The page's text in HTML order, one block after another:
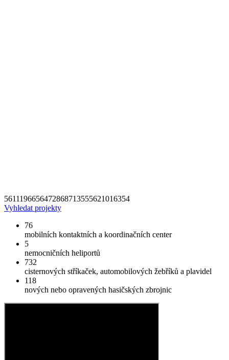
5611196656472868713555621016354
Vyhledat projekty
76
mobilních kontaktních a koordinačních center
5
nemocničních heliportů
732
cisternových stříkaček, automobilových žebříků a plavidel
118
nových nebo opravených hasičských zbrojnic